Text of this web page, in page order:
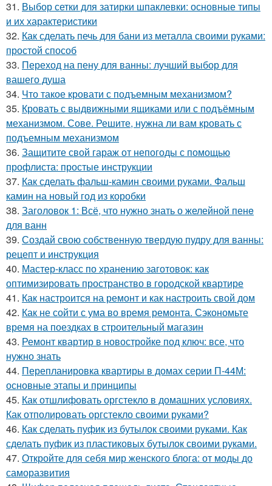
31. Выбор сетки для затирки шпаклевки: основные типы
и их характеристики
32. Как сделать печь для бани из металла своими руками:
простой способ
33. Переход на пену для ванны: лучший выбор для
вашего душа
34. Что такое кровати с подъемным механизмом?
35. Кровать с выдвижными ящиками или с подъёмным
механизмом. Сове. Решите, нужна ли вам кровать с
подъемным механизмом
36. Защитите свой гараж от непогоды с помощью
профлиста: простые инструкции
37. Как сделать фальш-камин своими руками. Фальш
камин на новый год из коробки
38. Заголовок 1: Всё, что нужно знать о желейной пенe
для ванн
39. Создай свою собственную твердую пудру для ванны:
рецепт и инструкция
40. Мастер-класс по хранению заготовок: как
оптимизировать пространство в городской квартире
41. Как настроится на ремонт и как настроить свой дом
42. Как не сойти с ума во время ремонта. Сэкономьте
время на поездках в строительный магазин
43. Ремонт квартир в новостройке под ключ: все, что
нужно знать
44. Перепланировка квартиры в домах серии П-44М:
основные этапы и принципы
45. Как отшлифовать оргстекло в домашних условиях.
Как отполировать оргстекло своими руками?
46. Как сделать пуфик из бутылок своими руками. Как
сделать пуфик из пластиковых бутылок своими руками.
47. Откройте для себя мир женского блога: от моды до
саморазвития